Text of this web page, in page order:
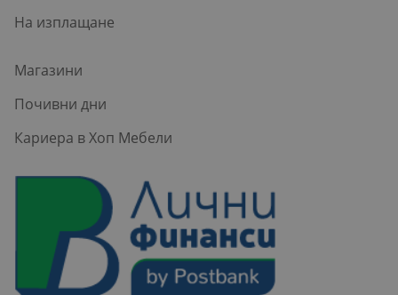
На изплащане
Магазини
Почивни дни
Кариера в Хоп Мебели